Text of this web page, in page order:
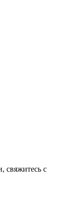
свяжитесь с